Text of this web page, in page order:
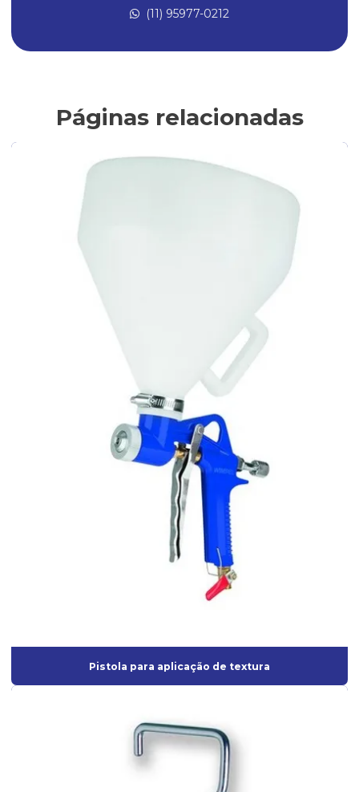
Compressores de ar Direto
Conexões Instantâneas
Conexões de latão para ar comprimido
Filtro Lubrificador
Filtro lubrificante para compressor
Lixadeira Elétrica para Parede
Lixadeira orbital para pintura
Lixadeira de parede industrial
Lixadeira pneumática para pintura
Mangueira de Borracha para ar Comprimido
(11) 95977-0212
Páginas relacionadas
Pistola para aplicação de textura